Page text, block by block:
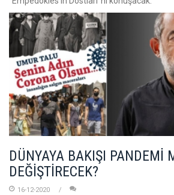
DÜNYAYA BAKIŞI PANDEMİ
DEĞİŞTİRECEK?
16-12-2020